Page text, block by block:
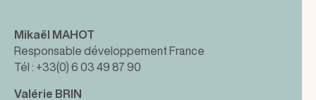
Mikaël MAHOT
Responsable développement France
Tél : +33(0) 6 03 49 87 90
Valérie BRIN